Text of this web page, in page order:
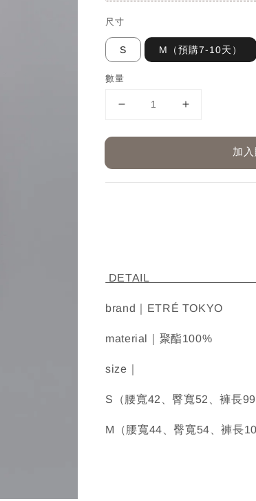
尺寸
S M（預購7-10天）
數量
加
brand｜ETRÉ TOKYO
material｜聚酯100%
size｜
S（腰寬42、臀寬52、褲長99
M（腰寬44、臀寬54、褲長